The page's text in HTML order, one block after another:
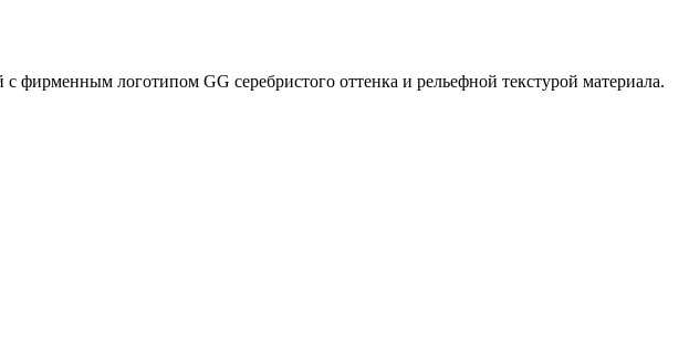
логотипом GG серебристого оттенка и рельефной текстурой материала.